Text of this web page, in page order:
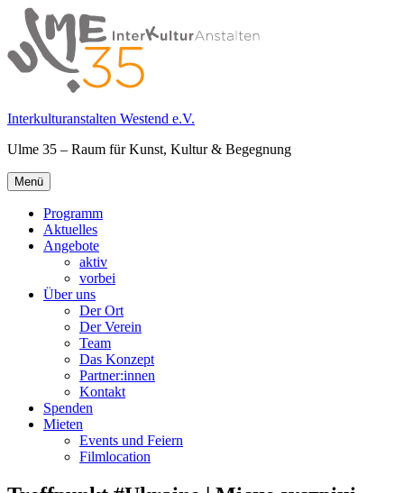
Springe
zum
Inhalt
Interkulturanstalten Westend e.V.
Ulme 35 – Raum für Kunst, Kultur & Begegnung
Primäres
Menü
Menü
Programm
Aktuelles
Angebote
aktiv
vorbei
Über uns
Der Ort
Der Verein
Team
Das Konzept
Partner:innen
Kontakt
Spenden
Mieten
Events und Feiern
Filmlocation